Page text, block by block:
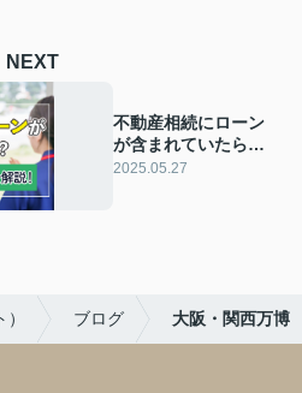
NEXT
不動産相続にローン
が含まれていたら？
支払わなくて良いケ
2025.05.27
ブログ 大阪・関西万博